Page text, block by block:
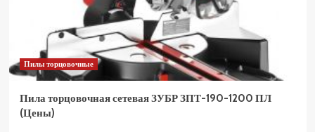
Пилы торцовочные
Пила торцовочная сетевая ЗУБР ЗПТ-190-1200 ПЛ
(Цены)